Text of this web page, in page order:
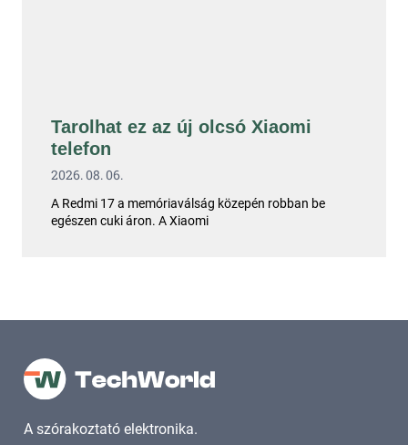
Tarolhat ez az új olcsó Xiaomi
telefon
2026. 08. 06.
A Redmi 17 a memóriaválság közepén robban be
egészen cuki áron. A Xiaomi
A szórakoztató elektronika.